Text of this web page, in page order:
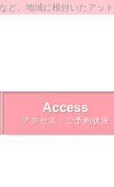
。地域に根付いたアット
Access
アクセス・ご予約状況